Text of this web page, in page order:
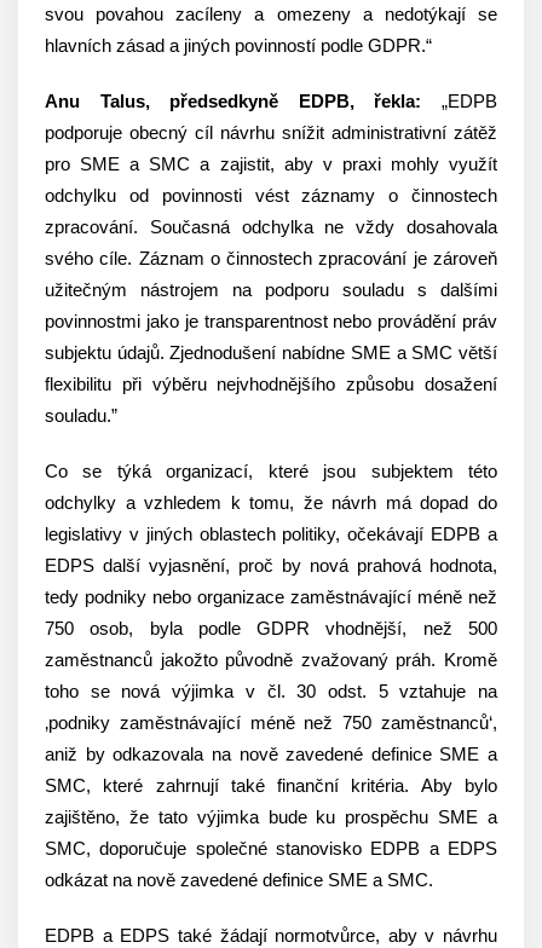
svou povahou zacíleny a omezeny a nedotýkají se
hlavních zásad a jiných povinností podle GDPR.“
Anu Talus, předsedkyně EDPB, řekla: „EDPB
podporuje obecný cíl návrhu snížit administrativní zátěž
pro SME a SMC a zajistit, aby v praxi mohly využít
odchylku od povinnosti vést záznamy o činnostech
zpracování. Současná odchylka ne vždy dosahovala
svého cíle. Záznam o činnostech zpracování je zároveň
užitečným nástrojem na podporu souladu s dalšími
povinnostmi jako je transparentnost nebo provádění práv
subjektu údajů. Zjednodušení nabídne SME a SMC větší
flexibilitu při výběru nejvhodnějšího způsobu dosažení
souladu.”
Co se týká organizací, které jsou subjektem této
odchylky a vzhledem k tomu, že návrh má dopad do
legislativy v jiných oblastech politiky, očekávají EDPB a
EDPS další vyjasnění, proč by nová prahová hodnota,
tedy podniky nebo organizace zaměstnávající méně než
750 osob, byla podle GDPR vhodnější, než 500
zaměstnanců jakožto původně zvažovaný práh. Kromě
toho se nová výjimka v čl. 30 odst. 5 vztahuje na
‚podniky zaměstnávající méně než 750 zaměstnanců‘,
aniž by odkazovala na nově zavedené definice SME a
SMC, které zahrnují také finanční kritéria. Aby bylo
zajištěno, že tato výjimka bude ku prospěchu SME a
SMC, doporučuje společné stanovisko EDPB a EDPS
odkázat na nově zavedené definice SME a SMC.
EDPB a EDPS také žádají normotvůrce, aby v návrhu